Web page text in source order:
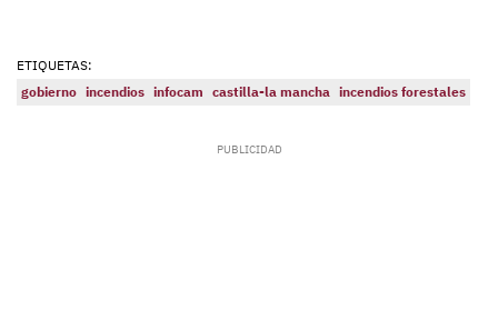
ETIQUETAS:
gobierno incendios infocam castilla-la mancha incendios forestales